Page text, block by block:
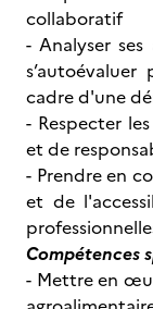
collaboratif
- Analyser
cadre d'une
- Respecter
et de
- Prendre en
et de
Compétences
- Mettre en